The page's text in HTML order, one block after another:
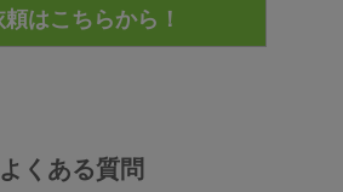
よくある質問